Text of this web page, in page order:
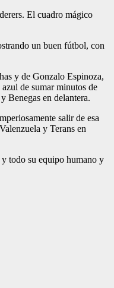
El cuadro mágico
un buen fútbol, con
y de Gonzalo Espinoza,
de sumar minutos de
Benegas en delantera.
salir de esa
y Terans en
y todo su equipo humano y